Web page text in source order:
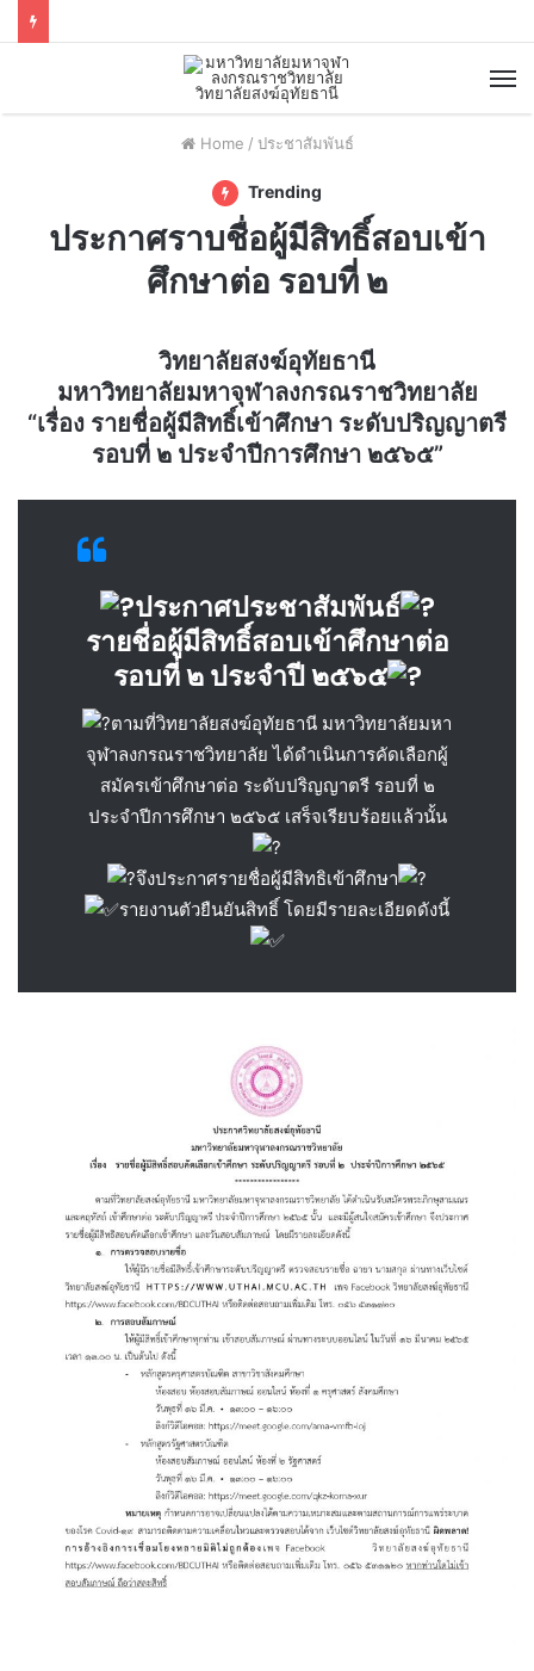
Home / ประชาสัมพันธ์
Trending
ประกาศราบชื่อผู้มีสิทธิ์สอบเข้า
ศึกษาต่อ รอบที่ ๒
วิทยาลัยสงฆ์อุทัยธานี
มหาวิทยาลัยมหาจุฬาลงกรณราชวิทยาลัย
“เรื่อง รายชื่อผู้มีสิทธิ์เข้าศึกษา ระดับปริญญาตรี
รอบที่ ๒ ประจำปีการศึกษา ๒๕๖๕”
ประกาศประชาสัมพันธ์
รายชื่อผู้มีสิทธิ์สอบเข้าศึกษาต่อ
รอบที่ ๒ ประจำปี ๒๕๖๕
ตามที่วิทยาลัยสงฆ์อุทัยธานี มหาวิทยาลัยมหา
จุฬาลงกรณราชวิทยาลัย ได้ดำเนินการคัดเลือกผู้
สมัครเข้าศึกษาต่อ ระดับปริญญาตรี รอบที่ ๒
ประจำปีการศึกษา ๒๕๖๕ เสร็จเรียบร้อยแล้วนั้น
จึงประกาศรายชื่อผู้มีสิทธิเข้าศึกษา
รายงานตัวยืนยันสิทธิ์ โดยมีรายละเอียดดังนี้